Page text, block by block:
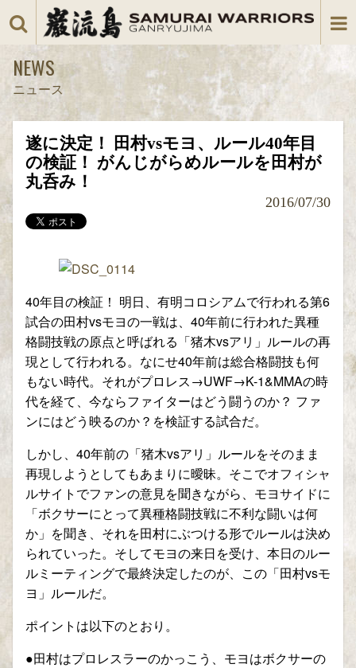
NEWS
ニュース
遂に決定！ 田村vsモヨ、ルール40年目
の検証！ がんじがらめルールを田村が
丸呑み！
2016/07/30
40年目の検証！ 明日、有明コロシアムで行われる第6
試合の田村vsモヨの一戦は、40年前に行われた異種
格闘技戦の原点と呼ばれる「猪木vsアリ」ルールの再
現として行われる。なにせ40年前は総合格闘技も何
もない時代。それがプロレス→UWF→K-1&MMAの時
代を経て、今ならファイターはどう闘うのか？ ファ
ンにはどう映るのか？を検証する試合だ。
しかし、40年前の「猪木vsアリ」ルールをそのまま
再現しようとしてもあまりに曖昧。そこでオフィシャ
ルサイトでファンの意見を聞きながら、モヨサイドに
「ボクサーにとって異種格闘技戦に不利な闘いは何
か」を聞き、それを田村にぶつける形でルールは決め
られていった。そしてモヨの来日を受け、本日のルー
ルミーティングで最終決定したのが、この「田村vsモ
ヨ」ルールだ。
ポイントは以下のとおり。
●田村はプロレスラーのかっこう、モヨはボクサーの